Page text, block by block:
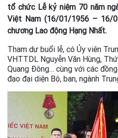
tổ chức Lễ kỷ niệm 70 năm
Việt Nam (16/01/1956 – 16/
chương Lao động Hạng Nhất.
Tham dự buổi lễ, có Ủy viên
VHTTDL Nguyễn Văn Hùng,
Quang Đông… cùng với các
đạo đại diện Bộ, ban, ngành